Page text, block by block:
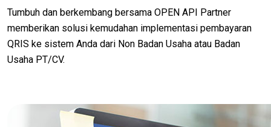
Tumbuh dan berkembang bersama OPEN API Partner
memberikan solusi kemudahan implementasi pembayaran
QRIS ke sistem Anda dari Non Badan Usaha atau Badan
Usaha PT/CV.